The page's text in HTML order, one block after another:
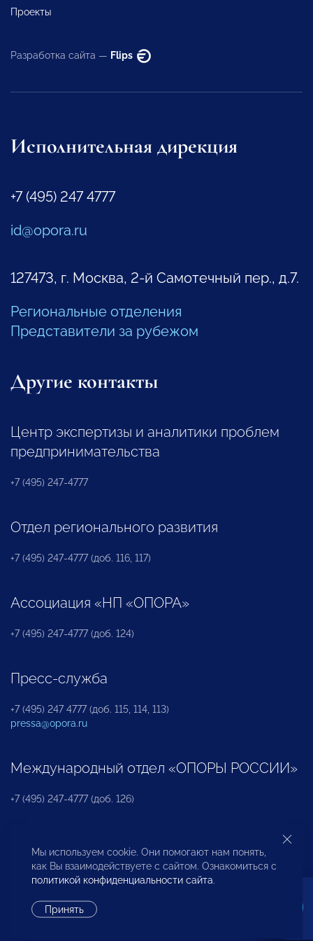
Проекты
Разработка сайта — Flips
Исполнительная дирекция
+7 (495) 247 4777
id@opora.ru
127473, г. Москва, 2-й Самотечный пер., д.7.
Региональные отделения
Представители за рубежом
Другие контакты
Центр экспертизы и аналитики проблем
предпринимательства
+7 (495) 247-4777
Отдел регионального развития
+7 (495) 247-4777 (доб. 116, 117)
Ассоциация «НП «ОПОРА»
+7 (495) 247-4777 (доб. 124)
Пресс-служба
+7 (495) 247 4777 (доб. 115, 114, 113)
pressa@opora.ru
Международный отдел «ОПОРЫ РОССИИ»
+7 (495) 247-4777 (доб. 126)
Бюро по защите прав предпринимателей и
инвесторов
Мы используем cookie. Они помогают нам понять,
как Вы взаимодействуете с сайтом. Ознакомиться с
политикой конфиденциальности сайта.
Принять